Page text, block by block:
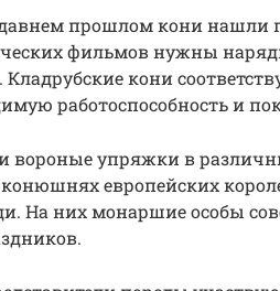
прошлом кони нашли
фильмов нужны
кони
работоспособность и
вороные упряжки в
европейских
На них монаршие особы